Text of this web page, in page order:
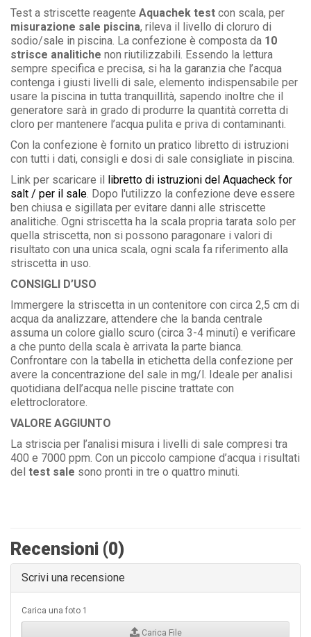
Test a striscette reagente Aquachek test con scala, per
misurazione sale piscina, rileva il livello di cloruro di
sodio/sale in piscina. La confezione è composta da 10
strisce analitiche non riutilizzabili. Essendo la lettura
sempre specifica e precisa, si ha la garanzia che l’acqua
contenga i giusti livelli di sale, elemento indispensabile per
usare la piscina in tutta tranquillità, sapendo inoltre che il
generatore sarà in grado di produrre la quantità corretta di
cloro per mantenere l’acqua pulita e priva di contaminanti.
Con la confezione è fornito un pratico libretto di istruzioni
con tutti i dati, consigli e dosi di sale consigliate in piscina.
Link per scaricare il
libretto di istruzioni del Aquacheck for
salt / per il sale. Dopo l'utilizzo la confezione deve essere
ben chiusa e sigillata per evitare danni alle striscette
analitiche. Ogni striscetta ha la scala propria tarata solo per
quella striscetta, non si possono paragonare i valori di
risultato con una unica scala, ogni scala fa riferimento alla
striscetta in uso.
CONSIGLI D’USO
Immergere la striscetta in un contenitore con circa 2,5 cm di
acqua da analizzare, attendere che la banda centrale
assuma un colore giallo scuro (circa 3-4 minuti) e verificare
a che punto della scala è arrivata la parte bianca.
Confrontare con la tabella in etichetta della confezione per
avere la concentrazione del sale in mg/l. Ideale per analisi
quotidiana dell’acqua nelle piscine trattate con
elettrocloratore.
VALORE AGGIUNTO
La striscia per l’analisi misura i livelli di sale compresi tra
400 e 7000 ppm. Con un piccolo campione d’acqua i risultati
del test sale sono pronti in tre o quattro minuti.
Recensioni (0)
Scrivi una recensione
Carica una foto 1
Carica File